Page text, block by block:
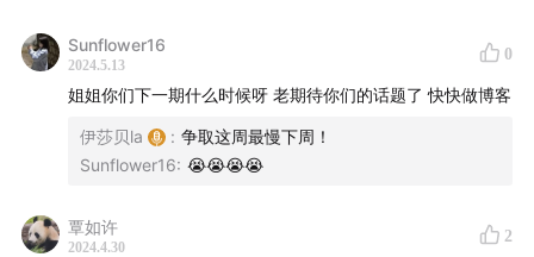
Sunflower16
2024.5.13
0
姐姐你们下一期什么时候呀 老期待你们的话题了 快快做博客
伊莎贝la : 争取这周最慢下周！
Sunflower16: 😭😭😭😭
覃如许
2024.4.30
2